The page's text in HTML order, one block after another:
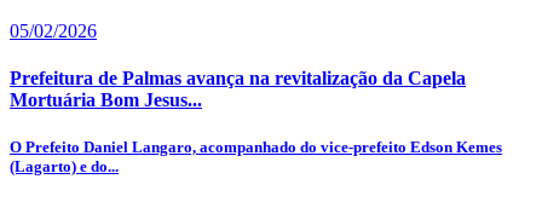
05/02/2026
Prefeitura de Palmas avança na revitalização da Capela
Mortuária Bom Jesus...
O Prefeito Daniel Langaro, acompanhado do vice-prefeito Edson Kemes
(Lagarto) e do...